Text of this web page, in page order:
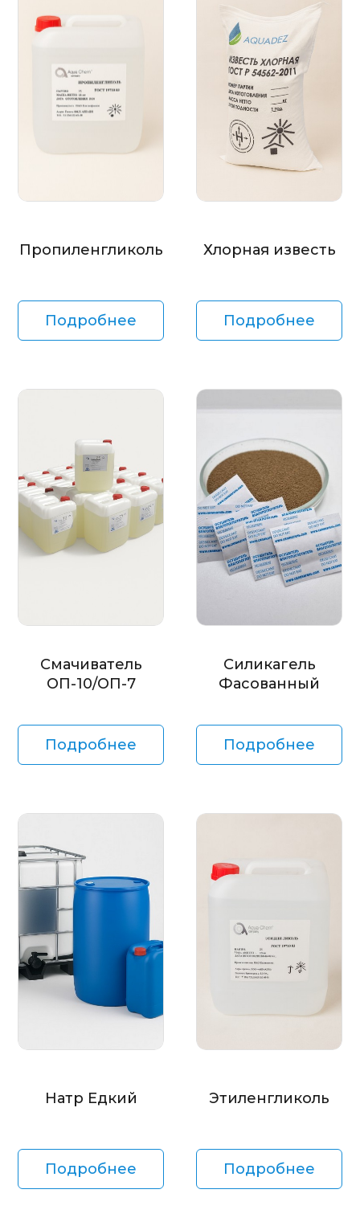
Пропиленгликоль
Подробнее
Хлорная известь
Подробнее
Смачиватель
ОП-10/ОП-7
Подробнее
Силикагель
Фасованный
Подробнее
Натр Едкий
Подробнее
Этиленгликоль
Подробнее